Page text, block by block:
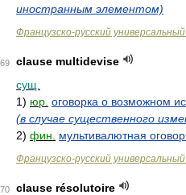
иностранным элементом)
Французско-русский
69
clause multidevise
сущ.
1) юр. оговорка о возможном
(в случае существенного
2) фин. мультивалютная
Французско-русский
70
clause résolutoire